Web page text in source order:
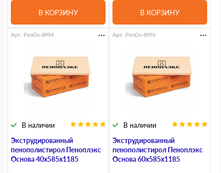
В КОРЗИНУ В КОРЗИНУ
Экструдированный
пенополистирол Пеноплэкс
Основа 40х585х1185
В наличии
Арт. PenOs-8994
Экструдированный
пенополистирол Пеноплэкс
Основа 60х585х1185
В наличии
Арт. PenOs-8996